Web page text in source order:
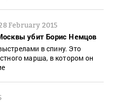
February 2015
убит Борис Немцов
в спину. Это
марша, в котором он